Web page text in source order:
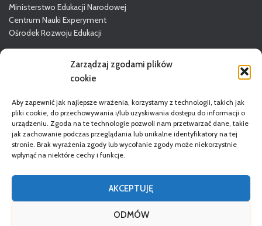
Zarządzaj zgodami plików
cookie
Aby zapewnić jak najlepsze wrażenia, korzystamy z technologii, takich jak
pliki cookie, do przechowywania i/lub uzyskiwania dostępu do informacji o
urządzeniu. Zgoda na te technologie pozwoli nam przetwarzać dane, takie
jak zachowanie podczas przeglądania lub unikalne identyfikatory na tej
stronie. Brak wyrażenia zgody lub wycofanie zgody może niekorzystnie
wpłynąć na niektóre cechy i funkcje.
AKCEPTUJĘ
ODMÓW
Ministerstwo Edukacji Narodowej
Centrum Nauki Experyment
Ośrodek Rozwoju Edukacji
Więcej o GODN